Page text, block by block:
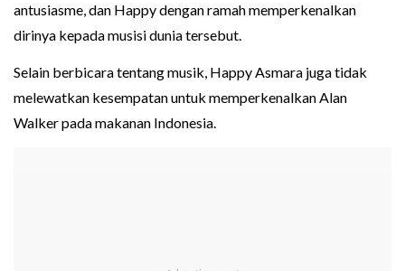
antusiasme, dan Happy dengan ramah memperkenalkan
dirinya kepada musisi dunia tersebut.
Selain berbicara tentang musik, Happy Asmara juga tidak
melewatkan kesempatan untuk memperkenalkan Alan
Walker pada makanan Indonesia.